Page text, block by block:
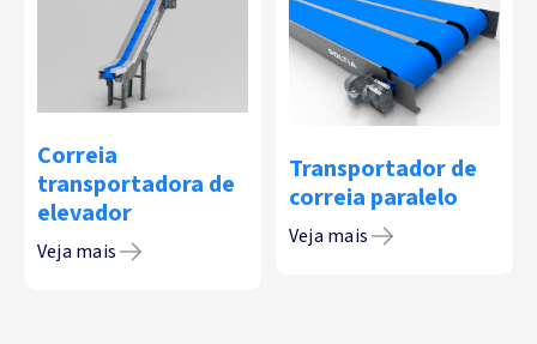
Correia
transportadora de
elevador
Veja mais
Transportador de
correia paralelo
Veja mais